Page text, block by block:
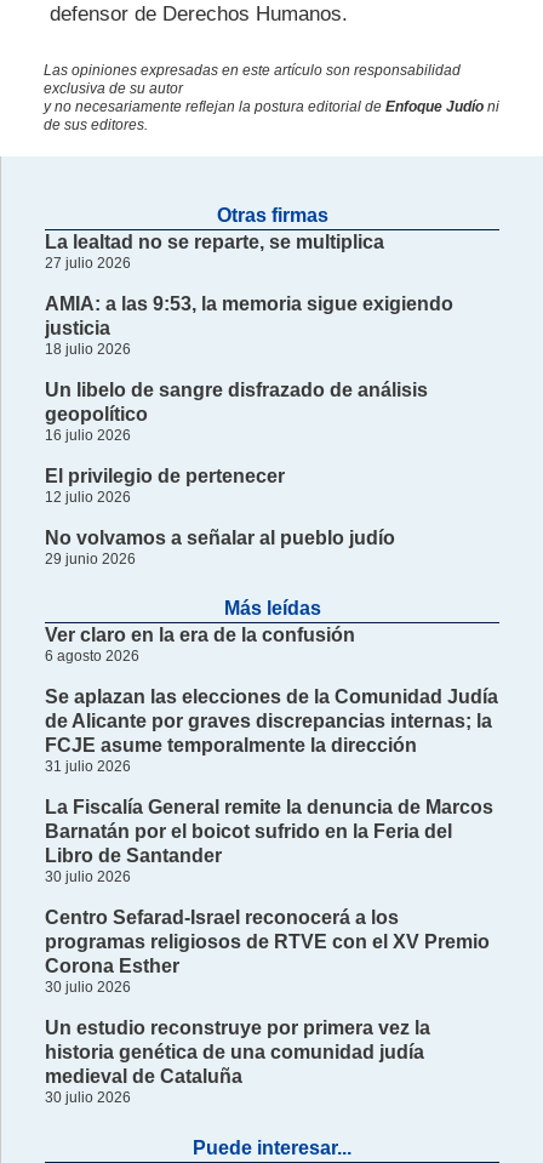
defensor de Derechos Humanos.
Las opiniones expresadas en este artículo son responsabilidad
exclusiva de su autor
y no necesariamente reflejan la postura editorial de Enfoque Judíoni
de sus editores.
Otras firmas
La lealtad no se reparte, se multiplica
27 julio 2026
AMIA: a las 9:53, la memoria sigue exigiendo
justicia
18 julio 2026
Un libelo de sangre disfrazado de análisis
geopolítico
16 julio 2026
El privilegio de pertenecer
12 julio 2026
No volvamos a señalar al pueblo judío
29 junio 2026
Más leídas
Ver claro en la era de la confusión
6 agosto 2026
Se aplazan las elecciones de la Comunidad Judía
de Alicante por graves discrepancias internas; la
FCJE asume temporalmente la dirección
31 julio 2026
La Fiscalía General remite la denuncia de Marcos
Barnatán por el boicot sufrido en la Feria del
Libro de Santander
30 julio 2026
Centro Sefarad-Israel reconocerá a los
programas religiosos de RTVE con el XV Premio
Corona Esther
30 julio 2026
Un estudio reconstruye por primera vez la
historia genética de una comunidad judía
medieval de Cataluña
30 julio 2026
Puede interesar...